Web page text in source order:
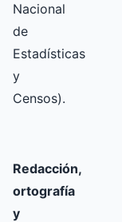
Nacional
de
Estadísticas
y
Censos).
Redacción,
ortografía
y